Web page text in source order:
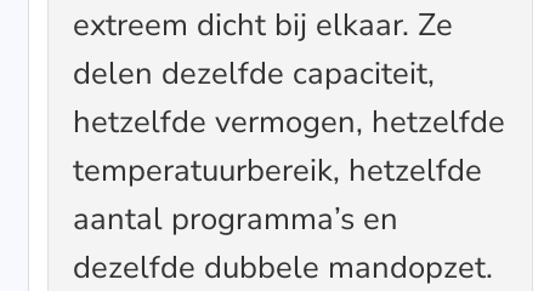
extreem dicht bij elkaar. Ze
delen dezelfde capaciteit,
hetzelfde vermogen, hetzelfde
temperatuurbereik, hetzelfde
aantal programma’s en
dezelfde dubbele mandopzet.